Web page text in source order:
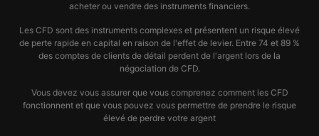
acheter ou vendre des instruments financiers.
Les CFD sont des instruments complexes et présentent un risque élevé
de perte rapide en capital en raison de l'effet de levier. Entre 74 et 89 %
des comptes de clients de détail perdent de l'argent lors de la
négociation de CFD.
Vous devez vous assurer que vous comprenez comment les CFD
fonctionnent et que vous pouvez vous permettre de prendre le risque
élevé de perdre votre argent